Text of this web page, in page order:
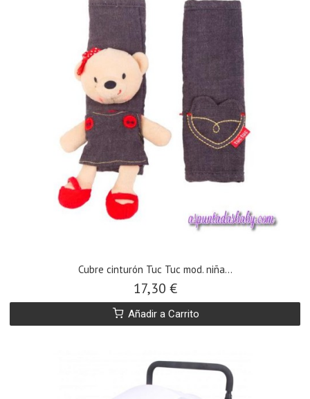
Cubre cinturón Tuc Tuc mod. niña...
17,30 €
Añadir a Carrito